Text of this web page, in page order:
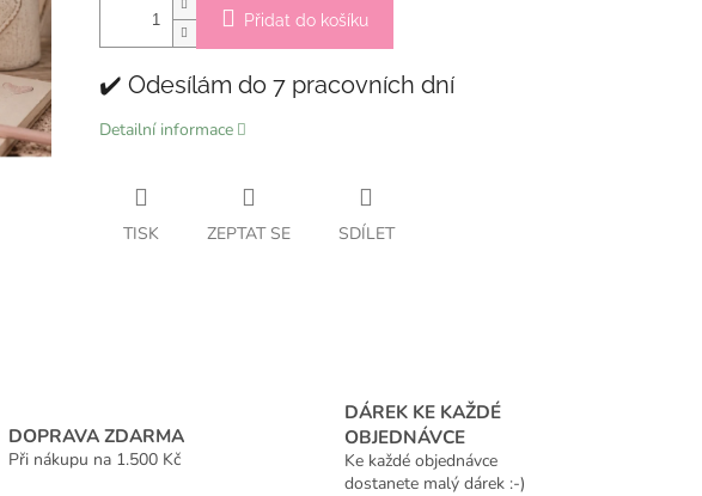
Přidat do košíku
✔️ Odesílám do 7 pracovních dní
Detailní informace
TISK ZEPTAT SE SDÍLET
DOPRAVA ZDARMA
Při nákupu na 1.500 Kč
DÁREK KE KAŽDÉ
OBJEDNÁVCE
Ke každé objednávce
dostanete malý dárek :-)